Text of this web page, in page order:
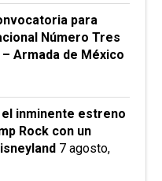
para
Número Tres
Armada de México
inminente estreno
Rock con un
7 agosto,